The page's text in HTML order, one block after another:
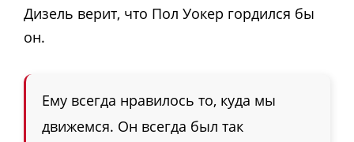
Дизель верит, что Пол Уокер гордился бы
он.
Ему всегда нравилось то, куда мы
движемся. Он всегда был так